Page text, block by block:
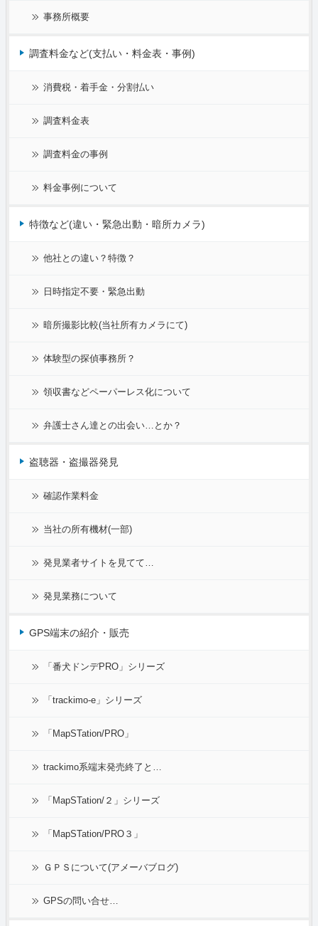
事務所概要
調査料金など(支払い・料金表・事例)
消費税・着手金・分割払い
調査料金表
調査料金の事例
料金事例について
特徴など(違い・緊急出動・暗所カメラ)
他社との違い？特徴？
日時指定不要・緊急出動
暗所撮影比較(当社所有カメラにて)
体験型の探偵事務所？
領収書などペーパーレス化について
弁護士さん達との出会い…とか？
盗聴器・盗撮器発見
確認作業料金
当社の所有機材(一部)
発見業者サイトを見てて…
発見業務について
GPS端末の紹介・販売
「番犬ドンデPRO」シリーズ
「trackimo-e」シリーズ
「MapSTation/PRO」
trackimo系端末発売終了と…
「MapSTation/２」シリーズ
「MapSTation/PRO３」
ＧＰＳについて(アメーバブログ)
GPSの問い合せ…